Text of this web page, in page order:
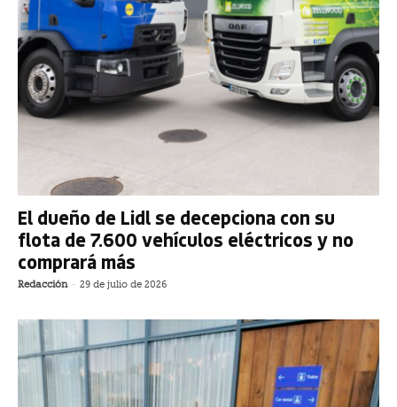
El dueño de Lidl se decepciona con su
flota de 7.600 vehículos eléctricos y no
comprará más
Redacción - 29 de julio de 2026